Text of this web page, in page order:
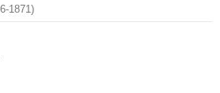
1871)